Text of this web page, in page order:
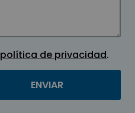
política de privacidad.